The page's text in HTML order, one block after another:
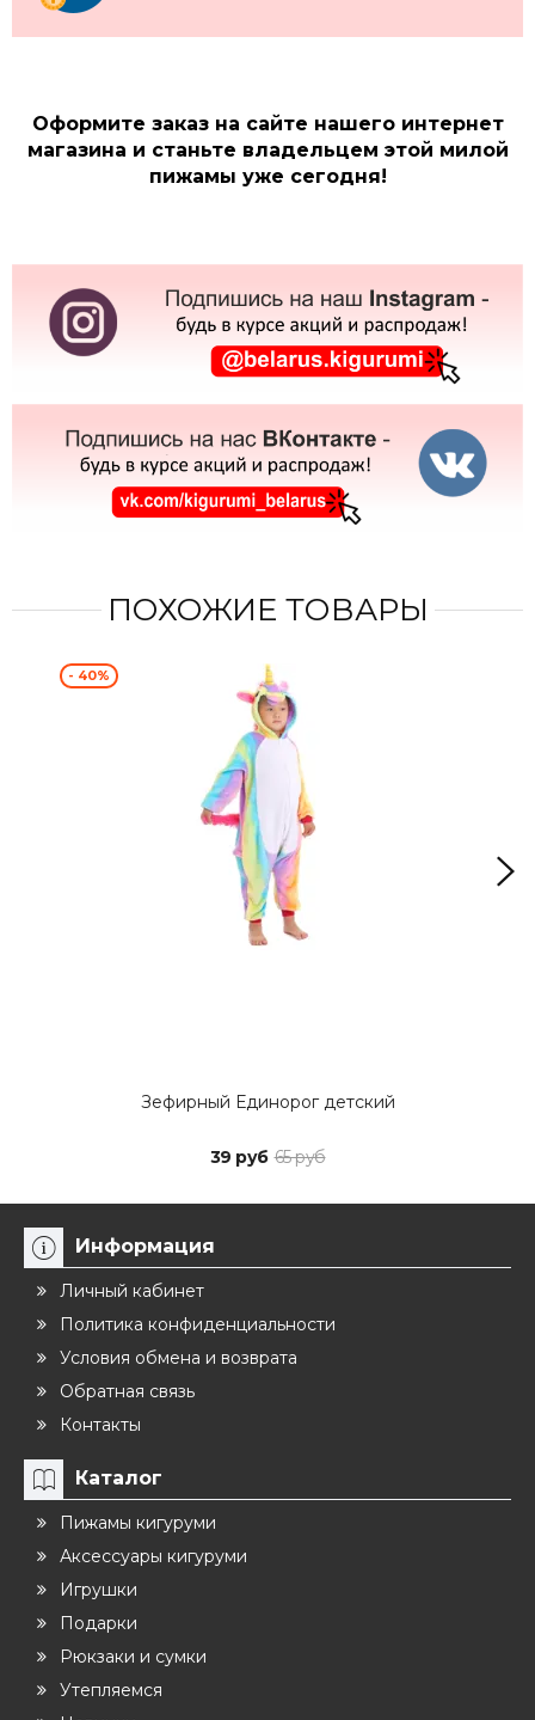
Оформите заказ на сайте нашего интернет
магазина и станьте владельцем этой милой
пижамы уже сегодня!
ПОХОЖИЕ ТОВАРЫ
- 40%
Зефирный Единорог детский
39 руб 65 руб
Информация
Личный кабинет
Политика конфиденциальности
Условия обмена и возврата
Обратная связь
Контакты
Каталог
Пижамы кигуруми
Аксессуары кигуруми
Игрушки
Подарки
Рюкзаки и сумки
Утепляемся